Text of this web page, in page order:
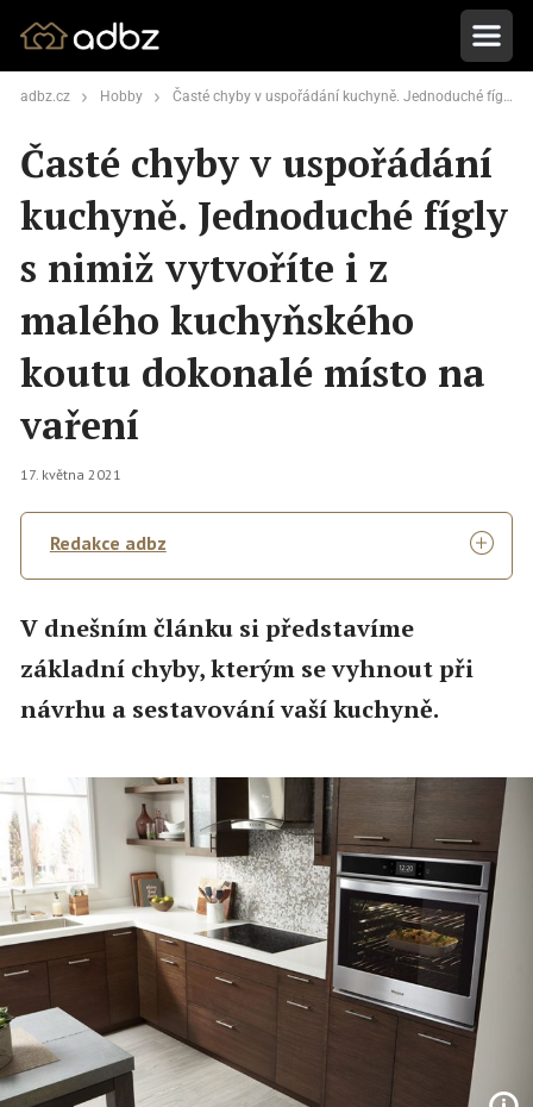
adbz.cz Hobby Časté chyby v uspořádání kuchyně. Jednoduché fígly s nimiž vytvoříte i z malého kuchyňského koutu dokonalé místo na vaření
Časté chyby v uspořádání
kuchyně. Jednoduché fígly
s nimiž vytvoříte i z
malého kuchyňského
koutu dokonalé místo na
vaření
17. května 2021
Redakce adbz
V dnešním článku si představíme
základní chyby, kterým se vyhnout při
návrhu a sestavování vaší kuchyně.